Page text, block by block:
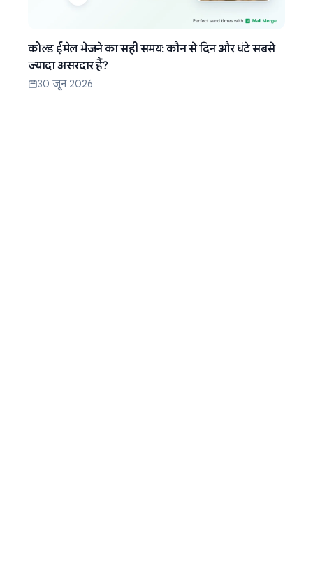
कोल्ड ईमेल भेजने का सही समय: कौन से दिन और घंटे सबसे
ज्यादा असरदार हैं?
30 जून 2026